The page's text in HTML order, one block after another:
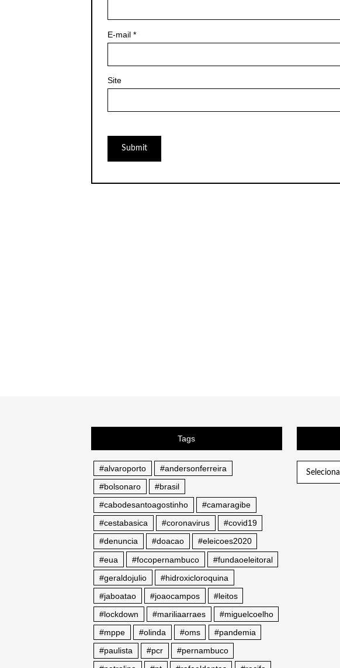
E-mail *
Site
Tags
#alvaroporto
#andersonferreira
#bolsonaro
#brasil
#cabodesantoagostinho
#camaragibe
#cestabasica
#coronavirus
#covid19
#denuncia
#doacao
#eleicoes2020
#eua
#focopernambuco
#fundaoeleitoral
#geraldojulio
#hidroxicloroquina
#jaboatao
#joaocampos
#leitos
#lockdown
#mariliaarraes
#miguelcoelho
#mppe
#olinda #oms
#pandemia
#paulista
#pcr
#pernambuco
Categorias